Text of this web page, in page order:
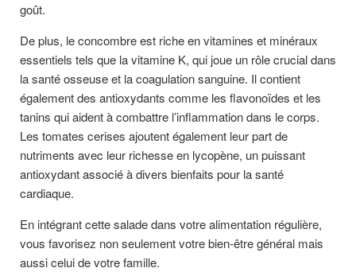
goût.
De plus, le concombre est riche en vitamines et minéraux
essentiels tels que la vitamine K, qui joue un rôle crucial dans
la santé osseuse et la coagulation sanguine. Il contient
également des antioxydants comme les flavonoïdes et les
tanins qui aident à combattre l’inflammation dans le corps.
Les tomates cerises ajoutent également leur part de
nutriments avec leur richesse en lycopène, un puissant
antioxydant associé à divers bienfaits pour la santé
cardiaque.
En intégrant cette salade dans votre alimentation régulière,
vous favorisez non seulement votre bien-être général mais
aussi celui de votre famille.